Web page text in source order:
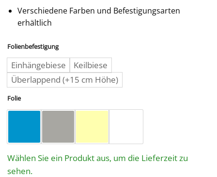
Verschiedene Farben und Befestigungsarten
erhältlich
Folienbefestigung
Einhängebiese
Keilbiese
Überlappend (+15 cm Höhe)
Folie
Wählen Sie ein Produkt aus, um die Lieferzeit zu
sehen.